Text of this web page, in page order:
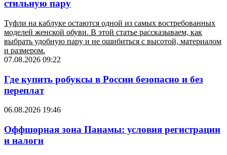
стильную пару
Туфли на каблуке остаются одной из самых востребованных
моделей женской обуви. В этой статье рассказываем, как
выбрать удобную пару и не ошибиться с высотой, материалом
и размером.
07.08.2026 09:22
Где купить робуксы в России безопасно и без
переплат
06.08.2026 19:46
Оффшорная зона Панамы: условия регистрации
и налоги